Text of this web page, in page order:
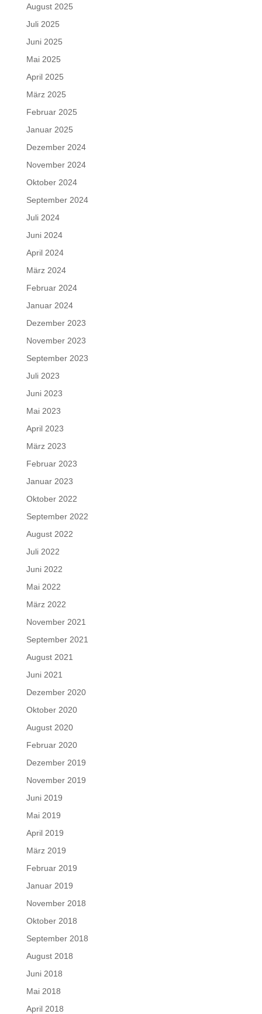
August 2025
Juli 2025
Juni 2025
Mai 2025
April 2025
März 2025
Februar 2025
Januar 2025
Dezember 2024
November 2024
Oktober 2024
September 2024
Juli 2024
Juni 2024
April 2024
März 2024
Februar 2024
Januar 2024
Dezember 2023
November 2023
September 2023
Juli 2023
Juni 2023
Mai 2023
April 2023
März 2023
Februar 2023
Januar 2023
Oktober 2022
September 2022
August 2022
Juli 2022
Juni 2022
Mai 2022
März 2022
November 2021
September 2021
August 2021
Juni 2021
Dezember 2020
Oktober 2020
August 2020
Februar 2020
Dezember 2019
November 2019
Juni 2019
Mai 2019
April 2019
März 2019
Februar 2019
Januar 2019
November 2018
Oktober 2018
September 2018
August 2018
Juni 2018
Mai 2018
April 2018